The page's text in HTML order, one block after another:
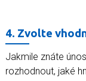
4. Zvolte
Jakmile znáte
rozhodnout, jaké